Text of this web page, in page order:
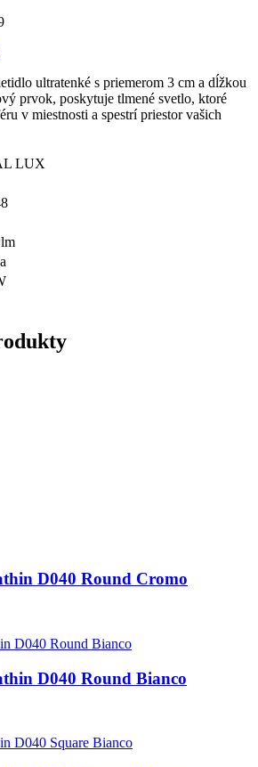
ultratenké s priemerom 3 cm a dĺžkou
prvok, poskytuje tlmené svetlo, ktoré
v miestnosti a spestrí priestor vašich
LUX
D040 Round Cromo
D040 Round Bianco